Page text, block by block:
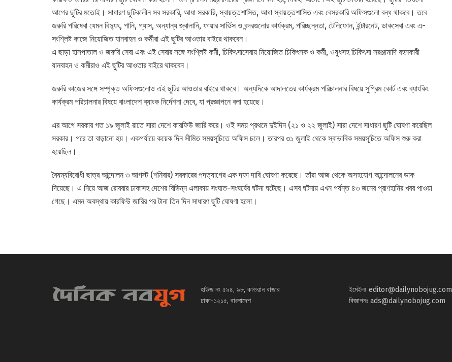
আগের ছুটির মতোই। সাধারণ ছুটিকালীন সব সরকারি, আধা সরকারি, স্বায়ত্তশাসিত, আধা স্বায়ত্তশাসিত এবং বেসরকারি অফিসগুলো বন্ধ থাকবে। তবে
জরুরি পরিষেবা যেমন বিদ্যুৎ, পানি, গ্যাস, অন্যান্য জ্বালানি, ফায়ার সার্ভিস ও বন্দরগুলোর কার্যক্রম, পরিচ্ছন্নতা, টেলিফোন, ইন্টারনেট, ডাকসেবা এবং এ-
সংশ্লিষ্ট কাজে নিয়োজিত যানবাহন ও কর্মীরা এই ছুটির আওতার বাইরে থাকবেন।
এ ছাড়া হাসপাতাল ও জরুরি সেবা এবং এই সেবার সঙ্গে সংশ্লিষ্ট কর্মী, চিকিৎসাসেবায় নিয়োজিত চিকিৎসক ও কর্মী, ওষুধসহ চিকিৎসা সরঞ্জামাদি বহনকারী
যানবাহন ও কর্মীরাও এই ছুটির আওতার বাইরে থাকবেন।
জরুরি কাজের সঙ্গে সম্পৃক্ত অফিসগুলোও এই ছুটির আওতার বাইরে থাকবে। অন্যদিকে আদালতের কার্যক্রম পরিচালনার বিষয়ে সুপ্রিম কোর্ট এবং ব্যাংকিং
কার্যক্রম পরিচালনার বিষয়ে বাংলাদেশ ব্যাংক নির্দেশনা দেবে, যা প্রজ্ঞাপনে বলা হয়েছে।
এর আগে সরকার গত ১৯ জুলাই রাতে সারা দেশে কারফিউ জারি করে। ওই সময় প্রথমে দুইদিন (২১ ও ২২ জুলাই) সারা দেশে সাধারণ ছুটি ঘোষণা করেছিল
সরকার। পরে তা বাড়ানো হয়। একপর্যায়ে কয়েক দিন সীমিত সময়সূচিতে অফিস চলে। তারপর ৩১ জুলাই থেকে স্বাভাবিক সময়সূচিতে অফিস শুরু করা
হয়েছিল।
বৈষম্যবিরোধী ছাত্র আন্দোলন ৩ আগস্ট (শনিবার) সরকারের পদত্যাগের এক দফা দাবি ঘোষণা করেছে। তাঁরা আজ থেকে অসহযোগ আন্দোলনের ডাক
দিয়েছে। এ নিয়ে আজ রোববার ঢাকাসহ দেশের বিভিন্ন এলাকায় সংঘাত-সংঘর্ষের ঘটনা ঘটেছে। এসব ঘটনায় এখন পর্যন্ত ৪৩ জনের প্রাণহানির খবর পাওয়া
গেছে। এমন অবস্থায় কারফিউ জারির পর টানা তিন দিন সাধারণ ছুটি ঘোষণা হলো।
হাউজ নং ৫৯৪, ৯৮, কাওরান বাজার
ঢাকা-১২১৫, বাংলাদেশ
ইমেইলঃ editor@dailynobojug.com
বিজ্ঞাপনঃ ads@dailynobojug.com